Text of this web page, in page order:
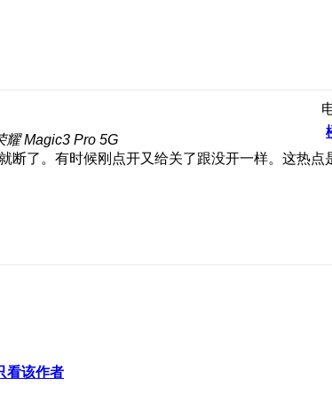
耀 Magic3 Pro 5G
了。有时候刚点开又给关了跟没开一样。这热点
看该作者